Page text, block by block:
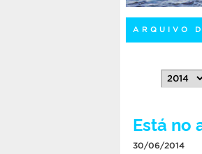
ARQUIVO
Está no
30/06/2014